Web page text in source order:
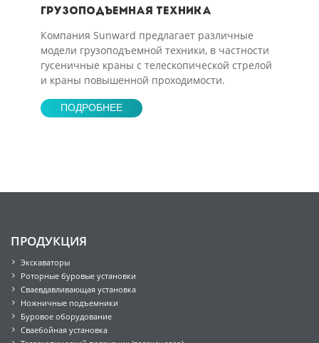
Грузоподъемная техника
Компания Sunward предлагает различные
модели грузоподъемной техники, в частности
гусеничные краны с телескопической стрелой
и краны повышенной проходимости.
ПОДРОБНЕЕ
ПРОДУКЦИЯ
Экскаваторы
Роторные буровые установки
Сваевдавливающая установка
Ножничные подъемники
Буровое оборудование
Сваебойная установка